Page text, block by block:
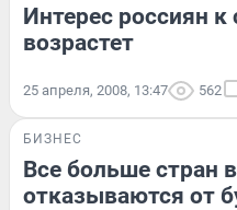
Интерес россиян
возрастет
25 апреля, 2008, 13:47 562
БИЗНЕС
Все больше стран
отказываются от